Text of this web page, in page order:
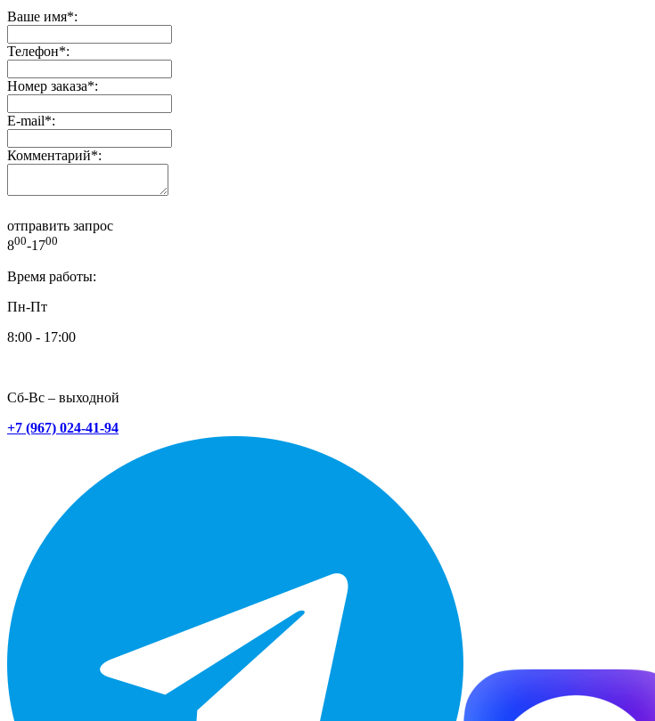
Ваше имя*:
Телефон*:
Номер заказа*:
E-mail*:
Комментарий*:
отправить запрос
800-1700
Время работы:
Пн-Пт
8:00 - 17:00
Сб-Вс – выходной
+7 (967) 024-41-94